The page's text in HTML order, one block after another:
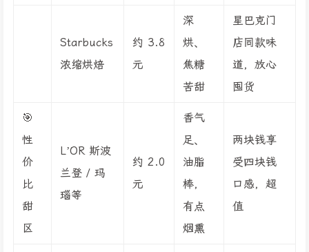
Starbucks
浓缩烘焙
约 3.8
元
深
烘、
焦糖
苦甜
星巴克门
店同款味
道，放心
囤货
🎯
性
价
比
甜
区
L’OR 斯波
兰登 / 玛
瑙等
约 2.0
元
香气
足、
油脂
棒，
有点
烟熏
两块钱享
受四块钱
口感，超
值